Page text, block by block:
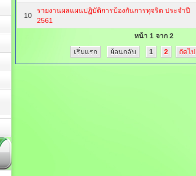
10
รายงานผลแผนปฏิบัติการป้องกันการทุจริต ประจำปี
2561
หน้า 1 จาก 2
เริ่มแรก
ย้อนกลับ 1 2 ถัดไป